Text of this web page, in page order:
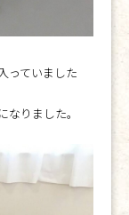
っていました
りました。